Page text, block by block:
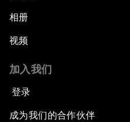
相册
视频
加入我们
登录
成为我们的合作伙伴